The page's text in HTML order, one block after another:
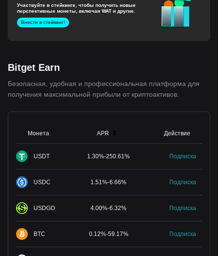
Участвуйте в стейкинге, чтобы получить новые
перспективные монеты, включая WAT и другие.
Внести в стейкинг!
Bitget Earn
Безопасная, удобная и профессиональная платформа для
получения максимальной прибыли от криптоактивов.
Монета APR Действие
USDT 1.30%-250.61 % Подписка
USDC 1.51 %-6.66% Подписка
USDGO 4.00%-6.32% Подписка
BTC 0.12%-59.17% Подписка